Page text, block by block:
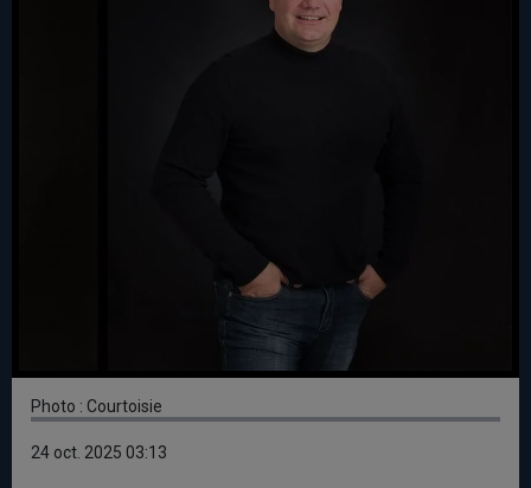
Photo : Courtoisie
24 oct. 2025 03:13